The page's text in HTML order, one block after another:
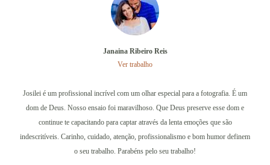
Josilei é um profissional incrível com um olhar especial para a fotografia. É um
dom de Deus. Nosso ensaio foi maravilhoso. Que Deus preserve esse dom e
continue te capacitando para captar através da lenta emoções que são
indescritíveis. Carinho, cuidado, atenção, profissionalismo e bom humor definem
o seu trabalho. Parabéns pelo seu trabalho!
Janaina Ribeiro Reis
Ver trabalho